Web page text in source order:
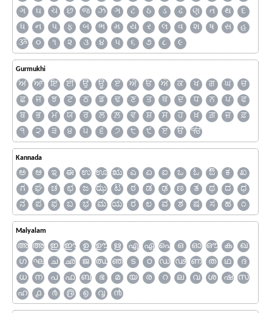
ગ
ઘ ચ છ જ ઝ ઞ ટ ઠ ડ ઢ ણ ત થ
દ
ધ
ન પ ફ બ ભ મ ય ર લ વ શ ષ સ
હ
ૐ
૦ ૧ ૨ ૩ ૪ ૫ ૬ ૭ ૮ ૯
Gurmukhi
ਅ ਆ ਇ ਈ ਉ ਊ ਏ ਐ ਓ ਔ ਕ ਖ ਗ ਘ
ਚ
ਛ
ਜ ਝ ਟ ਠ ਡ ਢ ਣ ਤ ਥ ਦ ਧ ਨ ਪ
ਫ
ਬ
ਭ ਮ ਯ ਰ ਲ ਲ਼ ਵ ਸ਼ ਸ ਹ ਖ਼ ਗ਼ ਜ਼
ਫ਼
੧
੨ ੩ ੪ ੫ ੬ ੭ ੮ ੯ ੲ ੳ ੴ
Kannada
ಅ ಆ ಇ ಈ ಉ ಊ ಋ ಎ ಏ ಐ ಒ ಓ ಔ ಕ
ಖ
ಗ
ಘ ಚ ಛ ಜ ಝ ಟ ಠ ಡ ಢ ಣ ತ ಥ ದ
ಧ
ನ
ಪ ಫ ಬ ಭ ಮ ಯ ರ ಲ ವ ಶ ಷ ಸ ಹ ೧
Malyalam
അ ആ ഇ ഈ ഉ ഊ ഋ എ ഏ ഐ ഒ ഓ ഔ ക
ഖ
ഗ
ഘ ച ഛ ജ ഝ ഞ ട ഠ ഡ ഢ ണ ത ഥ
ദ
ധ
ന പ ഫ ബ ഭ മ യ ര റ ല വ ശ ഷ
സ
ഹ
൧ ൪ ൫ ൭ ൮ ൯